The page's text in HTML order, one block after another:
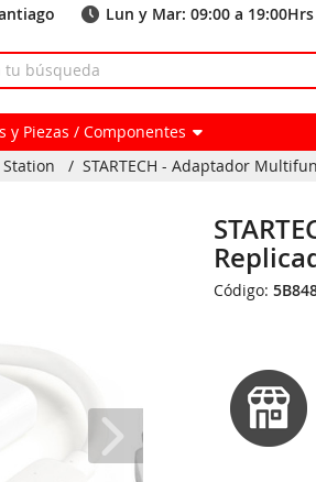
Lun y Mar: 09:00 a
y Piezas / Componentes
/ STARTECH - Adaptador
Código: